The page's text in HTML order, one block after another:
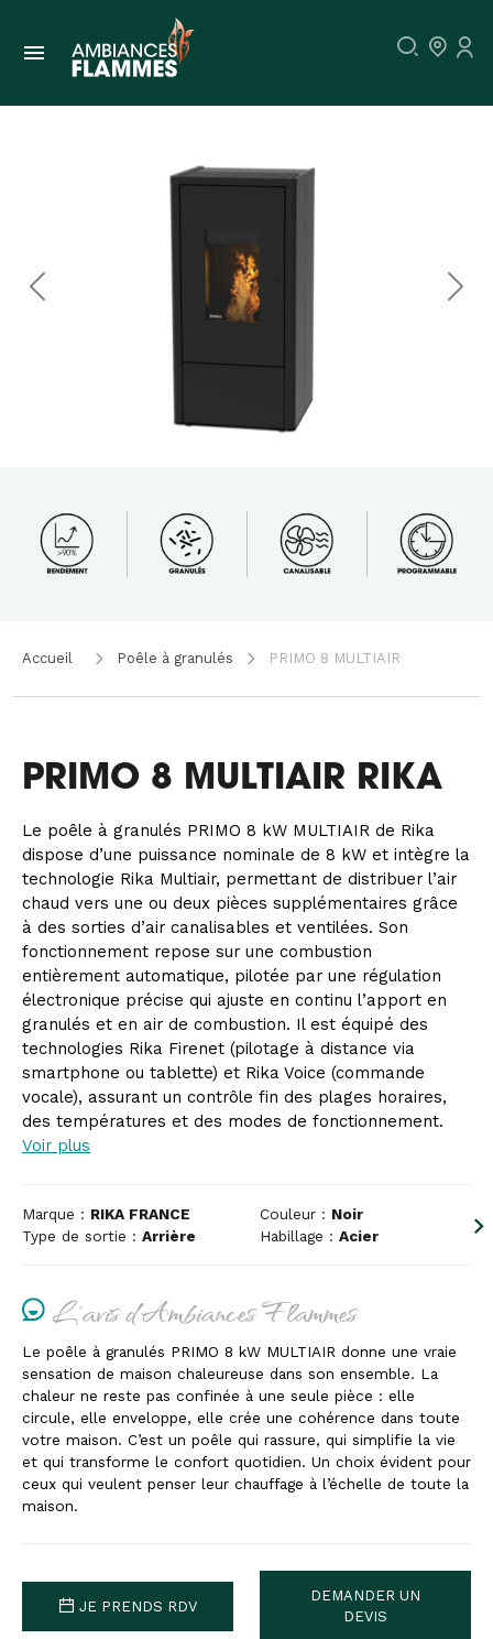
Accueil Poêle à granulés PRIMO 8 MULTIAIR
PRIMO 8 MULTIAIR RIKA
Le poêle à granulés PRIMO 8 kW MULTIAIR de Rika
dispose d’une puissance nominale de 8 kW et intègre la
technologie Rika Multiair, permettant de distribuer l’air
chaud vers une ou deux pièces supplémentaires grâce
à des sorties d’air canalisables et ventilées. Son
fonctionnement repose sur une combustion
entièrement automatique, pilotée par une régulation
électronique précise qui ajuste en continu l’apport en
granulés et en air de combustion. Il est équipé des
technologies Rika Firenet (pilotage à distance via
smartphone ou tablette) et Rika Voice (commande
vocale), assurant un contrôle fin des plages horaires,
des températures et des modes de fonctionnement.
Voir plus
Marque : RIKA FRANCE
Type de sortie : Arrière
Couleur : Noir
Habillage : Acier
L'avis d'Ambiances Flammes
Le poêle à granulés PRIMO 8 kW MULTIAIR donne une vraie
sensation de maison chaleureuse dans son ensemble. La
chaleur ne reste pas confinée à une seule pièce : elle
circule, elle enveloppe, elle crée une cohérence dans toute
votre maison. C’est un poêle qui rassure, qui simplifie la vie
et qui transforme le confort quotidien. Un choix évident pour
ceux qui veulent penser leur chauffage à l’échelle de toute la
maison.
JE PRENDS RDV
DEMANDER UN
DEVIS